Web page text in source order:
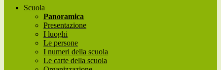
Scuola
Panoramica
Presentazione
I luoghi
Le persone
I numeri della scuola
Le carte della scuola